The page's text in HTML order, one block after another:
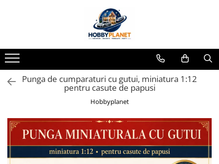
MINIATURI CASUTE PAPUSI
Accesorii miniaturale
Accesorii miniaturale diverse
Curatenie si Intretinere
Iluminat miniatural
Obiecte casnice miniaturale
Portelan deluxe cu aur 24K
Punga de cumparaturi cu gutui, miniatura 1:12
pentru casute de papusi
Hobbyplanet